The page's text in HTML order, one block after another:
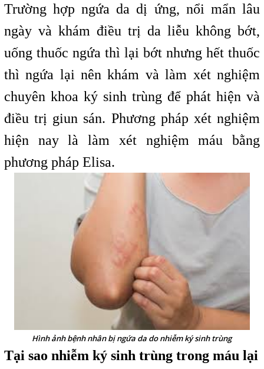
Trường hợp ngứa da dị ứng, nổi mẩn lâu
ngày và khám điều trị da liễu không bớt,
uống thuốc ngứa thì lại bớt nhưng hết thuốc
thì ngứa lại nên khám và làm xét nghiệm
chuyên khoa ký sinh trùng để phát hiện và
điều trị giun sán. Phương pháp xét nghiệm
hiện nay là làm xét nghiệm máu bằng
phương pháp Elisa.
Hình ảnh bệnh nhân bị ngứa da do nhiễm ký sinh trùng
Tại sao nhiễm ký sinh trùng trong máu lại